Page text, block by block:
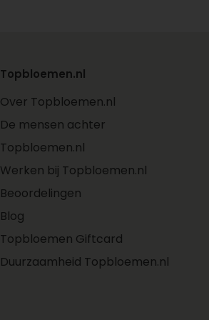
Topbloemen.nl
Over Topbloemen.nl
De mensen achter
Topbloemen.nl
Werken bij Topbloemen.nl
Beoordelingen
Blog
Topbloemen Giftcard
Duurzaamheid Topbloemen.nl